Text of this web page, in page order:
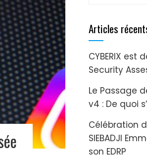
Articles
CYBERIX est
Security
Le Passage
v4 : De quoi
Célébration
SIEBADJI
son EDRP